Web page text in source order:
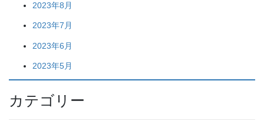
2023年8月
2023年7月
2023年6月
2023年5月
カテゴリー